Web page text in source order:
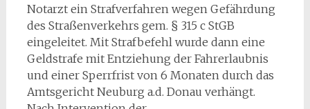
Notarzt ein Strafverfahren wegen Gefährdung
des Straßenverkehrs gem. § 315 c StGB
eingeleitet. Mit Strafbefehl wurde dann eine
Geldstrafe mit Entziehung der Fahrerlaubnis
und einer Sperrfrist von 6 Monaten durch das
Amtsgericht Neuburg a.d. Donau verhängt.